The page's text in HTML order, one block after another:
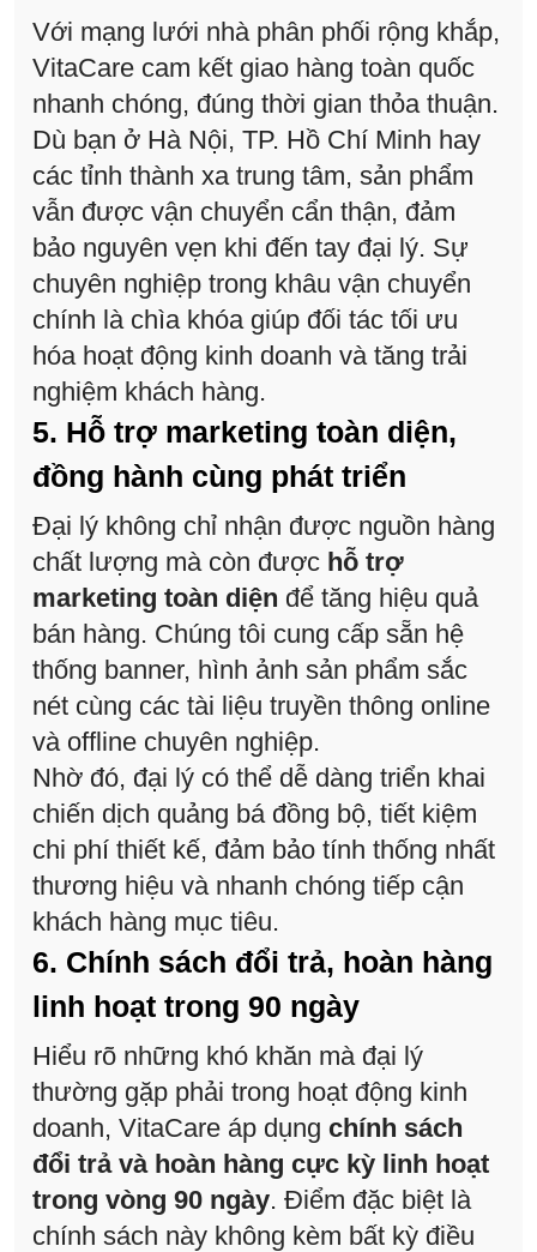
Với mạng lưới nhà phân phối rộng khắp,
VitaCare cam kết giao hàng toàn quốc
nhanh chóng, đúng thời gian thỏa thuận.
Dù bạn ở Hà Nội, TP. Hồ Chí Minh hay
các tỉnh thành xa trung tâm, sản phẩm
vẫn được vận chuyển cẩn thận, đảm
bảo nguyên vẹn khi đến tay đại lý. Sự
chuyên nghiệp trong khâu vận chuyển
chính là chìa khóa giúp đối tác tối ưu
hóa hoạt động kinh doanh và tăng trải
nghiệm khách hàng.
5. Hỗ trợ marketing toàn diện,
đồng hành cùng phát triển
Đại lý không chỉ nhận được nguồn hàng
chất lượng mà còn được hỗ trợ
marketing toàn diện để tăng hiệu quả
bán hàng. Chúng tôi cung cấp sẵn hệ
thống banner, hình ảnh sản phẩm sắc
nét cùng các tài liệu truyền thông online
và offline chuyên nghiệp.
Nhờ đó, đại lý có thể dễ dàng triển khai
chiến dịch quảng bá đồng bộ, tiết kiệm
chi phí thiết kế, đảm bảo tính thống nhất
thương hiệu và nhanh chóng tiếp cận
khách hàng mục tiêu.
6. Chính sách đổi trả, hoàn hàng
linh hoạt trong 90 ngày
Hiểu rõ những khó khăn mà đại lý
thường gặp phải trong hoạt động kinh
doanh, VitaCare áp dụng chính sách
đổi trả và hoàn hàng cực kỳ linh hoạt
trong vòng 90 ngày. Điểm đặc biệt là
chính sách này không kèm bất kỳ điều